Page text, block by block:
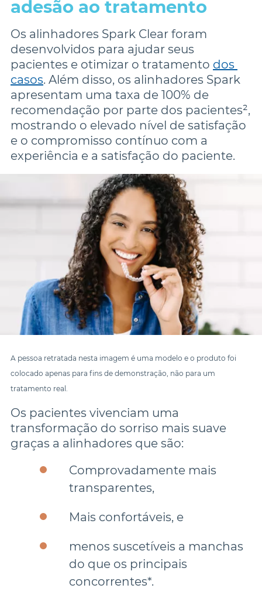
Os alinhadores Spark Clear foram
desenvolvidos para ajudar seus
pacientes e otimizar o tratamento dos
casos. Além disso, os alinhadores Spark
apresentam uma taxa de 100% de
recomendação por parte dos pacientes²,
mostrando o elevado nível de satisfação
e o compromisso contínuo com a
experiência e a satisfação do paciente.
A pessoa retratada nesta imagem é uma modelo e o produto foi
colocado apenas para fins de demonstração, não para um
tratamento real.
Os pacientes vivenciam uma
transformação do sorriso mais suave
Comprovadamente mais
menos suscetíveis a manchas
do que os principais